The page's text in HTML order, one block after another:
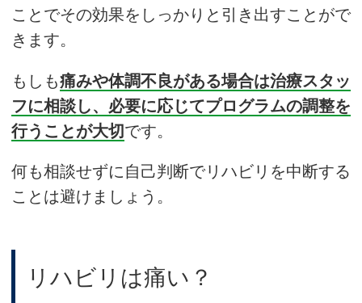
ことでその効果をしっかりと引き出すことがで
きます。
もしも痛みや体調不良がある場合は治療スタッ
フに相談し、必要に応じてプログラムの調整を
行うことが大切です。
何も相談せずに自己判断でリハビリを中断する
ことは避けましょう。
リハビリは痛い？